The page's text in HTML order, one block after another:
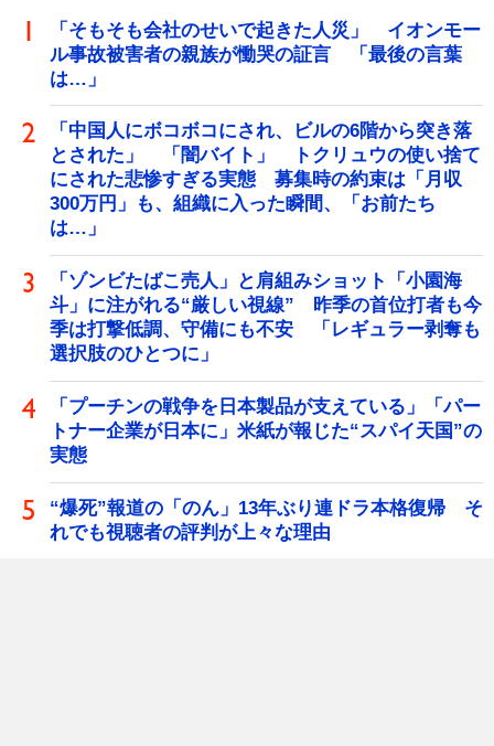
「そもそも会社のせいで起きた人災」 イオンモー
ル事故被害者の親族が慟哭の証言 「最後の言葉
は…」
「中国人にボコボコにされ、ビルの6階から突き落
とされた」 「闇バイト」 トクリュウの使い捨て
にされた悲惨すぎる実態 募集時の約束は「月収
300万円」も、組織に入った瞬間、「お前たち
は…」
「ゾンビたばこ売人」と肩組みショット「小園海
斗」に注がれる“厳しい視線” 昨季の首位打者も今
季は打撃低調、守備にも不安 「レギュラー剥奪も
選択肢のひとつに」
「プーチンの戦争を日本製品が支えている」「パー
トナー企業が日本に」米紙が報じた“スパイ天国”の
実態
“爆死”報道の「のん」13年ぶり連ドラ本格復帰 そ
れでも視聴者の評判が上々な理由